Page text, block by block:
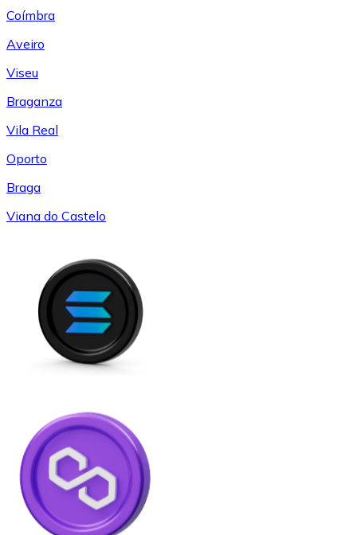
Coímbra
Aveiro
Viseu
Braganza
Vila Real
Oporto
Braga
Viana do Castelo